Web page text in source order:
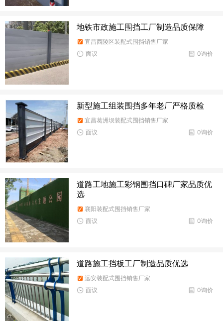
地铁市政施工围挡工厂制造品质保障
宜昌西陵区装配式围挡销售厂家
0询价
面议
新型施工组装围挡多年老厂严格质检
宜昌葛洲坝装配式围挡销售厂家
0询价
面议
道路工地施工彩钢围挡口碑厂家品质优
选
襄阳装配式围挡销售厂家
0询价
面议
道路施工挡板工厂制造品质优选
远安装配式围挡销售厂家
0询价
面议